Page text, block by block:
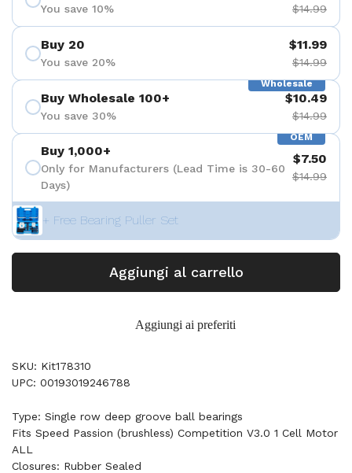
You save 10% $14.99
Buy 20
You save 20%
$11.99
$14.99
Wholesale
Buy Wholesale 100+
You save 30%
$10.49
$14.99
OEM
Buy 1,000+
Only for Manufacturers (Lead Time is 30-60
Days)
$7.50
$14.99
+ Free Bearing Puller Set
Aggiungi al carrello
Aggiungi ai preferiti
SKU: Kit178310
UPC: 00193019246788
Type: Single row deep groove ball bearings
Fits Speed Passion (brushless) Competition V3.0 1 Cell Motor
ALL
Closures: Rubber Sealed